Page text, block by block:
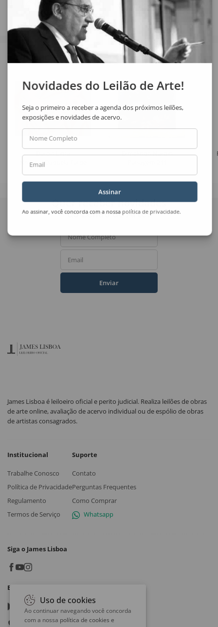
Veja também
Dárcio Lima
No Final Daquela Tarde
Ermelindo Nardin
Novidades do Leilão de Arte!
Seja o primeiro a receber a agenda dos próximos leilões,
exposições e novidades de acervo.
Nome Completo
Email
Assinar
Ao assinar, você concorda com a nossa política de privacidade.
Quer receber novidades
do Leilão de Arte?
Nome Completo
Email
Enviar
James Lisboa é leiloeiro oficial e perito judicial. Realiza leilões de obras
de arte online, avaliação de acervo individual ou de espólio de obras
de artistas consagrados.
Institucional
Trabalhe Conosco
Política de Privacidade
Regulamento
Termos de Serviço
Suporte
Contato
Perguntas Frequentes
Como Comprar
Whatsapp
Siga o James Lisboa
Baixe o App
Google play
App store
Uso de cookies
Ao continuar navegando você concorda
com a nossa política de cookies e